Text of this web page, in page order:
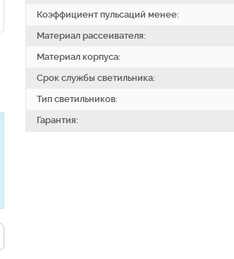
Коэффициент пульсаций менее:
Материал рассеивателя:
Материал корпуса:
Срок службы светильника:
Тип светильников:
Гарантия: